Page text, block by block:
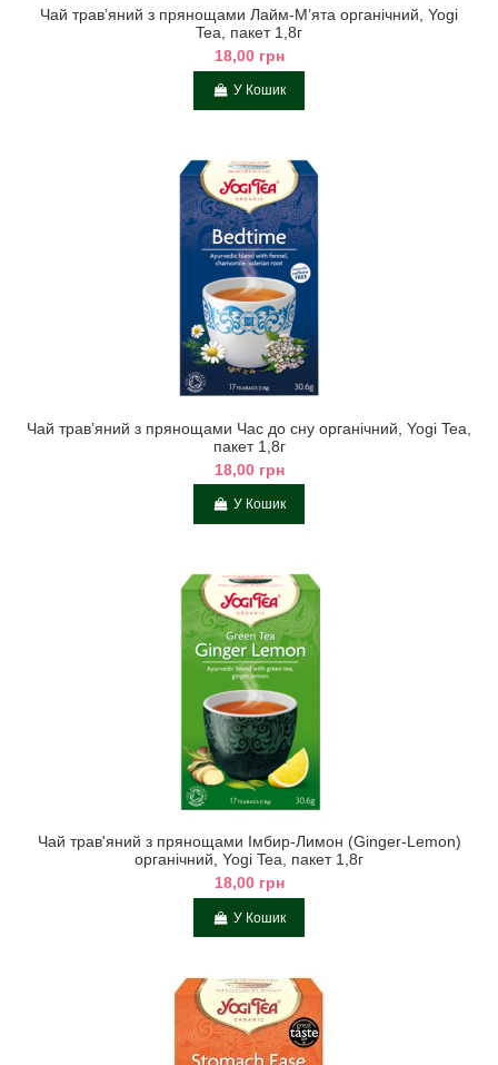
Чай трав’яний з прянощами Лайм-М’ята органічний, Yogi
Tea, пакет 1,8г
18,00 грн
У Кошик
Чай трав’яний з прянощами Час до сну органічний, Yogi Tea,
пакет 1,8г
18,00 грн
У Кошик
Чай трав'яний з прянощами Імбир-Лимон (Ginger-Lemon)
органічний, Yogi Tea, пакет 1,8г
18,00 грн
У Кошик